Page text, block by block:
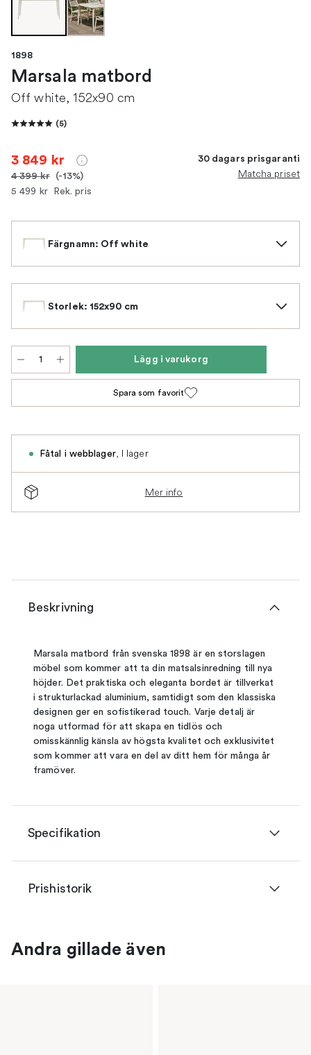
1898
Marsala matbord
Off white, 152x90 cm
(5)
3 849 kr
4 399 kr (-13%)
5 499 kr Rek. pris
30 dagars prisgaranti
Matcha priset
Färgnamn: Off white
Storlek: 152x90 cm
Lägg i varukorg
Spara som favorit
Fåtal i webblager, I lager
Mer info
Beskrivning
Marsala matbord från svenska 1898 är en storslagen
möbel som kommer att ta din matsalsinredning till nya
höjder. Det praktiska och eleganta bordet är tillverkat
i strukturlackad aluminium, samtidigt som den klassiska
designen ger en sofistikerad touch. Varje detalj är
noga utformad för att skapa en tidlös och
omisskännlig känsla av högsta kvalitet och exklusivitet
som kommer att vara en del av ditt hem för många år
framöver.
Specifikation
Prishistorik
Andra gillade även